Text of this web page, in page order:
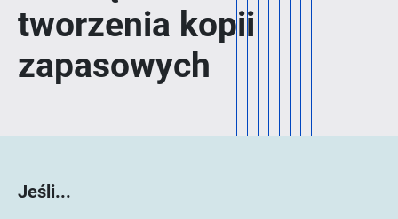
tworzenia kopii
zapasowych
Jeśli...